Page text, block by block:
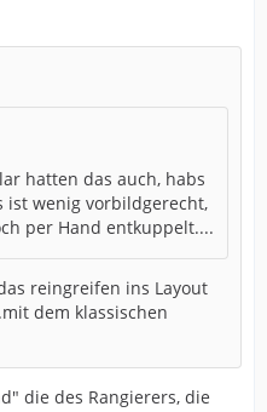
hatten das auch, habs
ist wenig vorbildgerecht,
per Hand entkuppelt....
reingreifen ins Layout
dem klassischen
die des Rangierers, die